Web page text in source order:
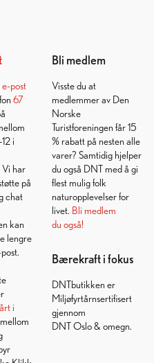
e-post
67
i
har
på
chat
kan
lengre
i
Bli medlem
Visste du at
medlemmer av Den
Norske
Turistforeningen får 15
% rabatt på nesten alle
varer? Samtidig hjelper
du også DNT med å gi
flest mulig folk
naturopplevelser for
livet. Bli medlem
du også!
Bærekraft i fokus
DNTbutikken er
Miljøfyrtårnsertifisert
gjennom
DNT Oslo & omegn.